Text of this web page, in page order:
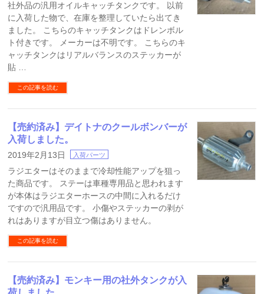
社外品の汎用オイルキャッチタンクです。 以前
に入荷した物で、在庫を整理していたら出てき
ました。 こちらのキャッチタンクはドレンボル
ト付きです。 メーカーは不明です。 こちらのキ
ャッチタンクはリアルバランスのステッカーが
貼 …
この記事を読む
【売約済み】デイトナのクールボンバーが
入荷しました。
2019年2月13日 入荷パーツ
ラジエターはそのままで冷却性能アップを狙っ
た商品です。 ステーは車種専用品と思われます
が本体はラジエターホースの中間に入れるだけ
ですので汎用品です。 小傷やステッカーの剥が
れはありますが目立つ傷はありません。
この記事を読む
【売約済み】モンキー用の社外タンクが入